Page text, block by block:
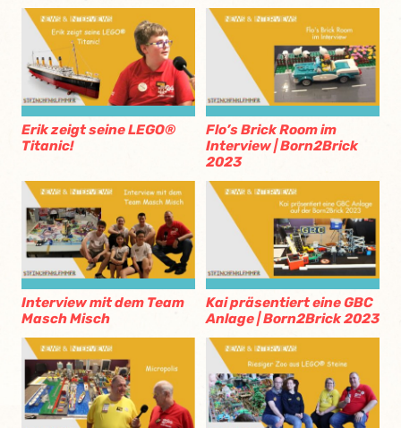
Erik zeigt seine LEGO®
Titanic!
Flo’s Brick Room im
Interview | Born2Brick
2023
Interview mit dem Team
Masch Misch
Kai präsentiert eine GBC
Anlage | Born2Brick 2023